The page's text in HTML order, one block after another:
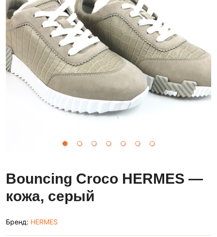
Bouncing Croco HERMES —
кожа, серый
Бренд: HERMES